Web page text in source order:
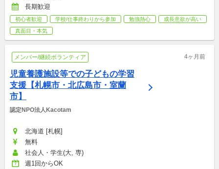
長期歓迎
初心者歓迎 学校/仕事終わりから参加 勉強熱心
成長意欲が高い
真面目・本気
メンバー/継続ボランティア 4ヶ月前
児童養護施設等での子どもの学習
支援【札幌市・北広島市・室蘭
市】
認定NPO法人Kacotam
北海道 [札幌]
無料
社会人・学生(大, 専)
週1回からOK